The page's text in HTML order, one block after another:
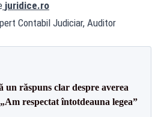
juridice.ro
Contabil Judiciar, Auditor
un răspuns clar despre averea
respectat întotdeauna legea”